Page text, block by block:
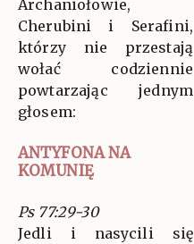
Archaniołowie,
Cherubini i Serafini,
którzy nie przestają
wołać codziennie
powtarzając jednym
głosem:
ANTYFONA NA
KOMUNIĘ
Ps 77:29-30
Jedli i nasycili się